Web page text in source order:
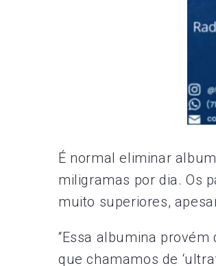
É normal eliminar
miligramas por dia. Os
muito superiores,
“Essa albumina
que chamamos de